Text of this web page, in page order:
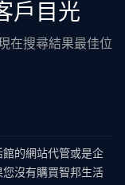
戶目光
在搜尋結果最佳位
的網站代管或是企
沒有購買智邦生活